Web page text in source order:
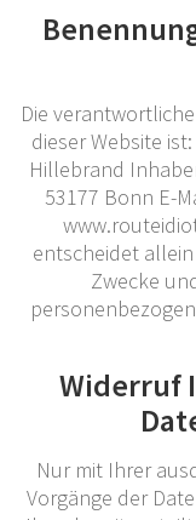
Die
dieser Website
Hillebrand
53177 Bonn E-
entscheidet
Zwecke
Widerruf
Nur mit Ihrer
Vorgänge der